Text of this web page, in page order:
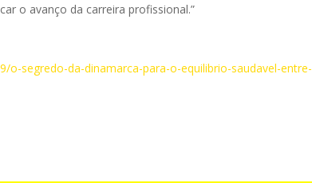
o avanço da carreira profissional.”
segredo-da-dinamarca-para-o-equilibrio-saudavel-entre-